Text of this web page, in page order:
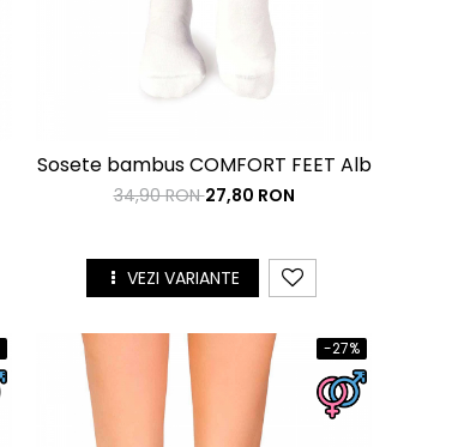
Sosete bambus COMFORT FEET Alb
34,90 RON27,80 RON
VEZI VARIANTE
-27%